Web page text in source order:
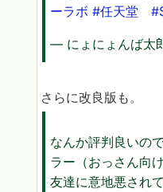
ーラボ #任天堂
— にょにょんば太
さらに改良版も。
なんか評判良いの
ラー（おっさん向
友達に意地悪され